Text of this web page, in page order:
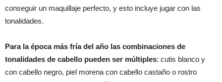
conseguir un maquillaje perfecto, y esto incluye jugar con las
tonalidades.
Para la época más fría del año las combinaciones de
tonalidades de cabello pueden ser múltiples: cutis blanco y
con cabello negro, piel morena con cabello castaño o rostro